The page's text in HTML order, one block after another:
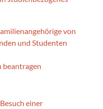
von
und Studenten
beantragen
einer